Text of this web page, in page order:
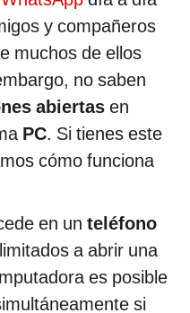
y compañeros
muchos de ellos
no saben
abiertas en
PC. Si tienes este
cómo funciona
en un teléfono
a abrir una
es posible
si